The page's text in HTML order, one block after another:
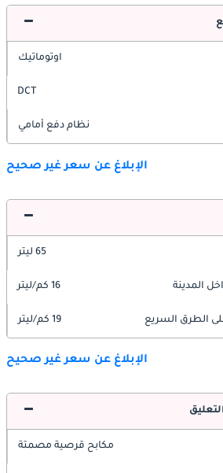
اوتوماتيك
DCT
نظام دفع أمامي
الإبلاغ عن سعر غير صحيح
65 ليتر
المدينة 16 كم/ليتر
الطرق السريع 19 كم/ليتر
الإبلاغ عن سعر غير صحيح
مكابح قرصية مصمتة